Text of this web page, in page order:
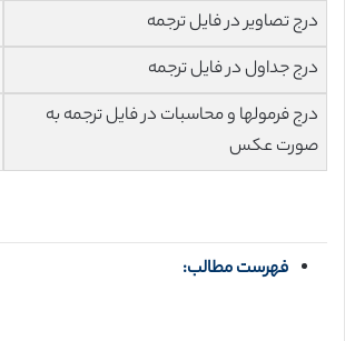
درج تصاویر در فایل ترجمه
درج جداول در فایل ترجمه
درج فرمولها و محاسبات در فایل ترجمه به
صورت عکس
فهرست مطالب: